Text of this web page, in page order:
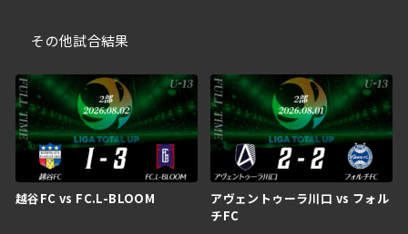
その他試合結果
越谷FC vs FC.L-BLOOM
アヴェントゥーラ川口 vs フォル
チFC